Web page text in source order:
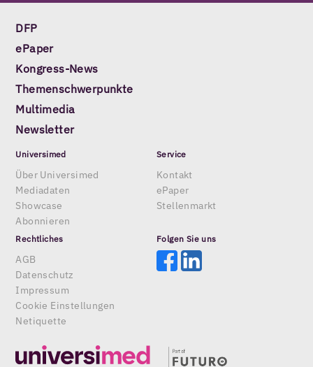
DFP
ePaper
Kongress-News
Themenschwerpunkte
Multimedia
Newsletter
Universimed
Über Universimed
Mediadaten
Showcase
Abonnieren
Service
Kontakt
ePaper
Stellenmarkt
Rechtliches
AGB
Datenschutz
Impressum
Cookie Einstellungen
Netiquette
Folgen Sie uns